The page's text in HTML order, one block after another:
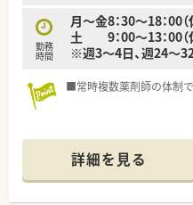
【求人情報について】
■正社員として想定年収
これまでのご経験を最大
■富士薬品本体からの指示
45,000円の住宅手当が支
す。
勤務
時間
月～金8：30～18：00
土 9：00～13：00（
※週3～4日、週24～
■常時複数薬剤師の体制で
詳細を見る